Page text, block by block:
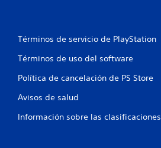
Términos de servicio de PlayStation
Términos de uso del software
Política de cancelación de PS Store
Avisos de salud
Información sobre las clasificaciones